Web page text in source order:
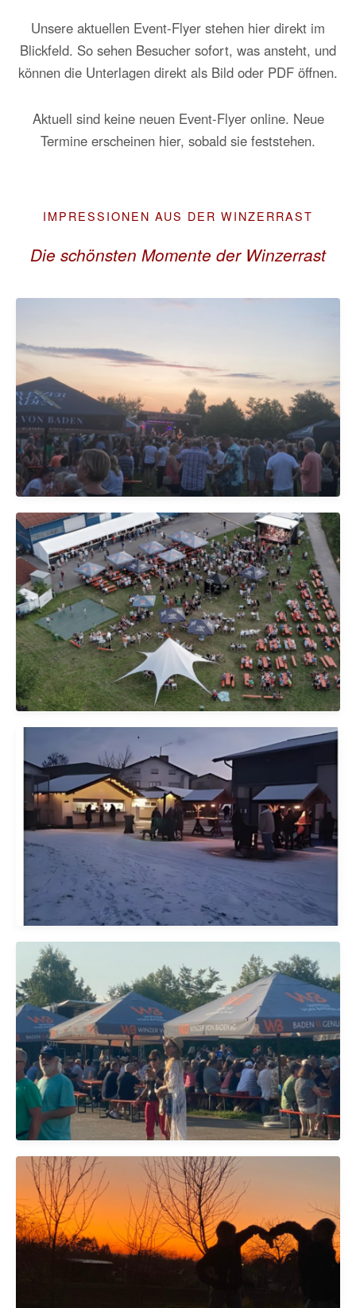
Unsere aktuellen Event-Flyer stehen hier direkt im
Blickfeld. So sehen Besucher sofort, was ansteht, und
können die Unterlagen direkt als Bild oder PDF öffnen.
Aktuell sind keine neuen Event-Flyer online. Neue
Termine erscheinen hier, sobald sie feststehen.
IMPRESSIONEN AUS DER WINZERRAST
Die schönsten Momente der Winzerrast